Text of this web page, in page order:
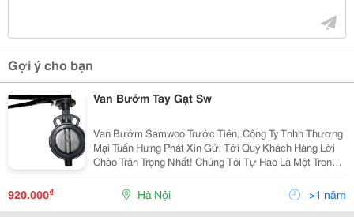
Gợi ý cho bạn
Van Bướm Tay Gạt Sw
Van Bướm Samwoo Trước Tiên, Công Ty Tnhh Thương
Mại Tuấn Hưng Phát Xin Gửi Tới Quý Khách Hàng Lời
Chào Trân Trọng Nhất! Chúng Tôi Tự Hào Là Một Trong
Những Doanh Nghiệp Hàng Đầu Trong Lĩnh Vực Van
Công Nghiệp, Van Cho Hệ Thống Nước, Hơi, Khí
920.000₫ Hà Nội >1 năm